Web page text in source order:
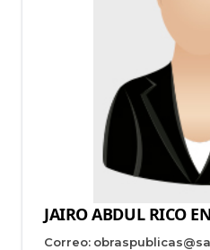
JAIRO ABDUL RICO
Correo: